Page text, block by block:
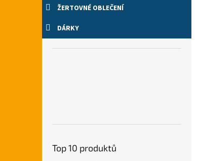
ŽERTOVNÉ OBLEČENÍ
DÁRKY
Top 10 produktů